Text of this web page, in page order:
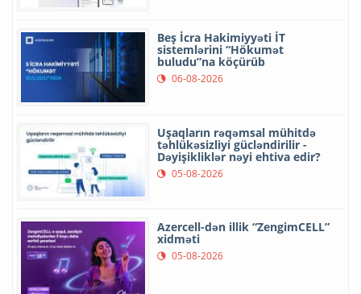
Beş İcra Hakimiyyəti İT
sistemlərini “Hökumət
buludu”na köçürüb
06-08-2026
Uşaqların rəqəmsal mühitdə
təhlükəsizliyi gücləndirilir -
Dəyişikliklər nəyi ehtiva edir?
05-08-2026
Azercell-dən illik “ZengimCELL”
xidməti
05-08-2026